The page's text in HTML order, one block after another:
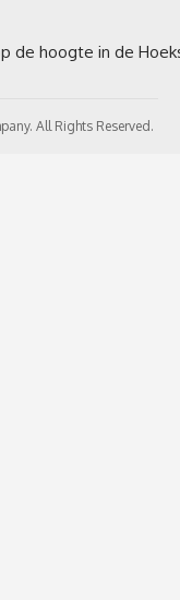
All Rights Reserved.